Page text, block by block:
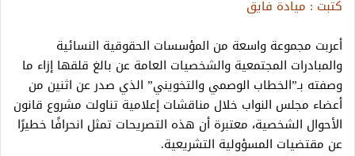
كتبت : ميادة فايق
أعربت مجموعة واسعة من المؤسسات الحقوقية النسائية
والمبادرات المجتمعية والشخصيات العامة عن بالغ قلقها إزاء ما
وصفته بـ”الخطاب الوصمي والتخويني” الذي صدر عن اثنين من
أعضاء مجلس النواب خلال مناقشات إعلامية تناولت مشروع قانون
الأحوال الشخصية، معتبرة أن هذه التصريحات تمثل انحرافًا خطيرًا
عن مقتضيات المسؤولية التشريعية.